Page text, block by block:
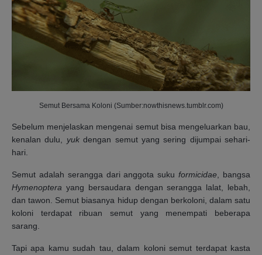
Semut Bersama Koloni (Sumber:nowthisnews.tumblr.com)
Sebelum menjelaskan mengenai semut bisa mengeluarkan bau,
kenalan dulu, yukdengan semut yang sering dijumpai sehari-
hari.
Semut adalah serangga dari anggota suku formicidae , bangsa
Hymenoptera yang bersaudara dengan serangga lalat, lebah,
dan tawon. Semut biasanya hidup dengan berkoloni, dalam satu
koloni terdapat ribuan semut yang menempati beberapa
sarang.
Tapi apa kamu sudah tau, dalam koloni semut terdapat kasta